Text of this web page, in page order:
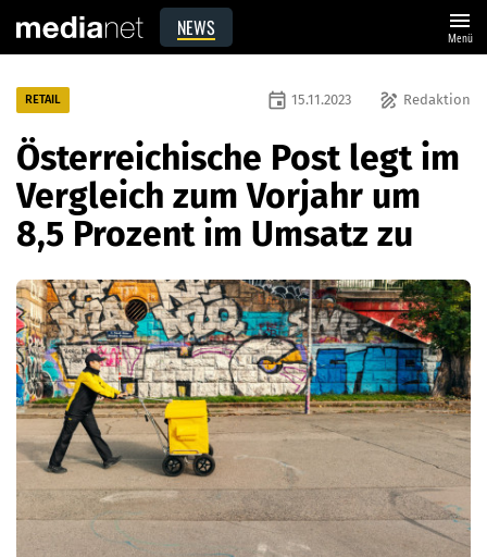
NEWS menu
Menü
RETAIL draw Redaktion
event 15.11.2023
Österreichische Post legt im
Vergleich zum Vorjahr um
8,5 Prozent im Umsatz zu